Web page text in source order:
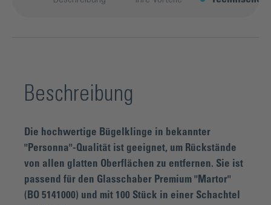
Beschreibung
Die hochwertige Bügelklinge in bekannter
"Personna"-Qualität ist geeignet, um Rückstände
von allen glatten Oberflächen zu entfernen. Sie ist
passend für den Glasschaber Premium "Martor"
(BO 5141000) und mit 100 Stück in einer Schachtel